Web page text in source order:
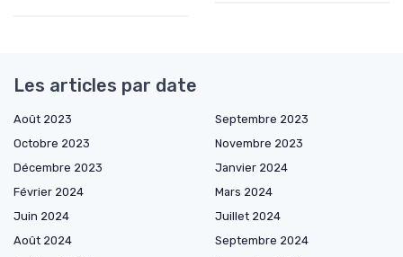
Les articles par date
Août 2023
Septembre 2023
Octobre 2023
Novembre 2023
Décembre 2023
Janvier 2024
Février 2024
Mars 2024
Juin 2024
Juillet 2024
Août 2024
Septembre 2024